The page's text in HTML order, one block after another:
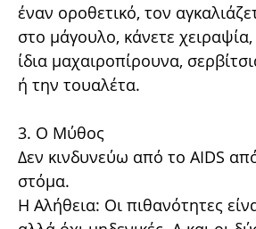
έναν οροθετικό, τον
στο μάγουλο, κάνετε
ίδια μαχαιροπίρουνα,
ή την τουαλέτα.
3. Ο Μύθος
Δεν κινδυνεύω από το AIDS
στόμα.
Η Αλήθεια: Οι πιθανότητες